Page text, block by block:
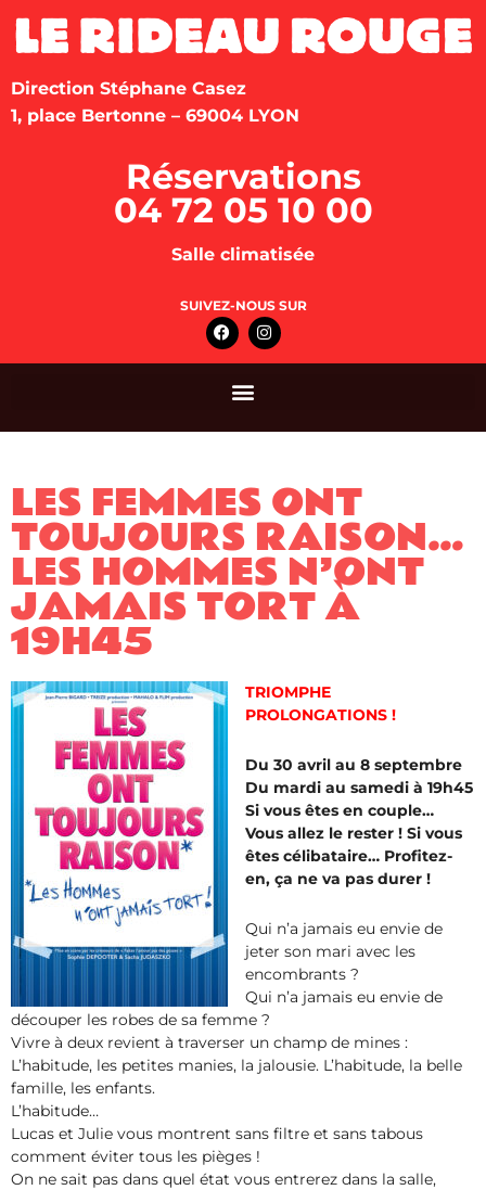
Direction Stéphane Casez
1, place Bertonne – 69004 LYON
Réservations
04 72 05 10 00
Salle climatisée
SUIVEZ-NOUS SUR
LES FEMMES ONT
TOUJOURS RAISON…
LES HOMMES N’ONT
JAMAIS TORT À
19H45
TRIOMPHE
PROLONGATIONS !
Du 30 avril au 8 septembre
Du mardi au samedi à 19h45
Si vous êtes en couple…
Vous allez le rester ! Si vous
êtes célibataire… Profitez-
en, ça ne va pas durer !
Qui n’a jamais eu envie de
jeter son mari avec les
encombrants ?
Qui n’a jamais eu envie de
découper les robes de sa femme ?
Vivre à deux revient à traverser un champ de mines :
L’habitude, les petites manies, la jalousie. L’habitude, la belle
famille, les enfants.
L’habitude…
Lucas et Julie vous montrent sans filtre et sans tabous
comment éviter tous les pièges !
On ne sait pas dans quel état vous entrerez dans la salle,